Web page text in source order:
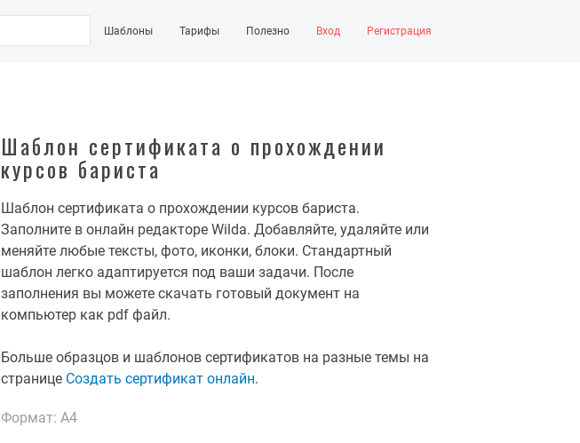
Шаблоны Тарифы Полезно Вход Регистрация
Шаблон сертификата о прохождении
курсов бариста
Шаблон сертификата о прохождении курсов бариста.
Заполните в онлайн редакторе Wilda. Добавляйте, удаляйте или
меняйте любые тексты, фото, иконки, блоки. Стандартный
шаблон легко адаптируется под ваши задачи. После
заполнения вы можете скачать готовый документ на
компьютер как pdf файл.
Больше образцов и шаблонов сертификатов на разные темы на
странице Создать сертификат онлайн.
Формат: А4